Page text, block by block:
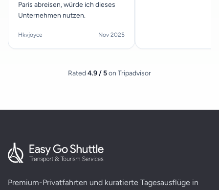
Paris abreisen, würde ich dieses
Unternehmen nutzen.
Hkvjoyce Nov 2025
Rated4.9 / 5on Tripadvisor
Premium-Privatfahrten und kuratierte Tagesausflüge in